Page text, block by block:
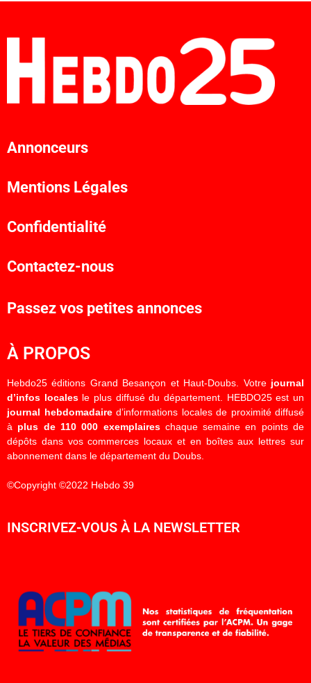
Annonceurs
Mentions Légales
Confidentialité
Contactez-nous
Passez vos petites annonces
À PROPOS
Hebdo25 éditions Grand Besançon et Haut-Doubs. Votre journal
d’infos localesle plus diffusé du département. HEBDO25 est un
journal hebdomadaired’informations locales de proximité diffusé
à plus de 110 000 exemplaireschaque semaine en points de
dépôts dans vos commerces locaux et en boîtes aux lettres sur
abonnement dans le département du Doubs.
©Copyright ©2022 Hebdo 39
INSCRIVEZ-VOUS À LA NEWSLETTER